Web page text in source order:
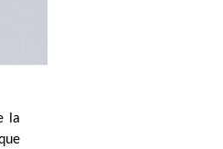
la